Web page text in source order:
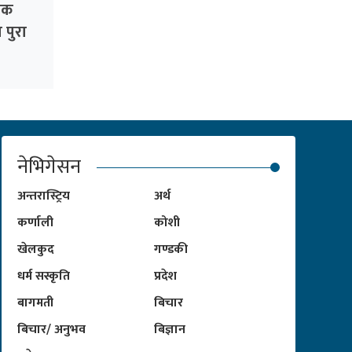
पुरा
नेभिगेसन
अन्तरास्ट्रिय
अर्थ
कर्णाली
कोशी
खेलकुद
गण्डकी
धर्म सस्कृति
प्रदेश
बागमती
बिचार
बिचार/ अनुभव
बिज्ञान